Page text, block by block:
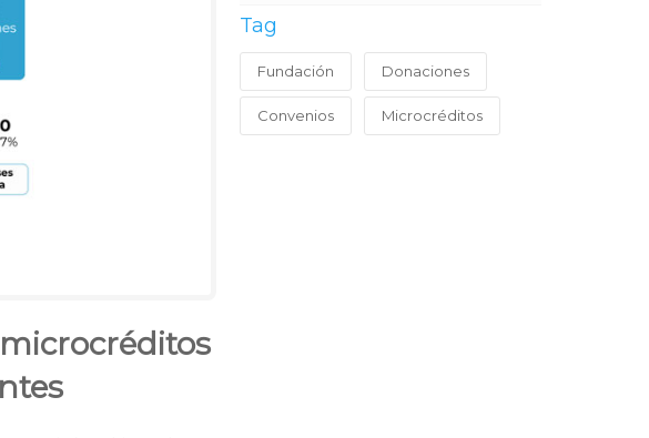
Tag
Fundación Donaciones
Convenios Microcréditos